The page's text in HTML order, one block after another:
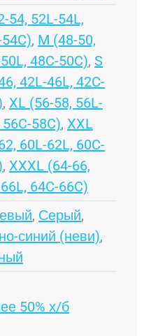
54, 52L-54L,
, M (48-50,
48C-50C), S
42L-46L, 42C-
, XL (56-58, 56L-
58C), XXL
60L-62L, 60C-
, XXXL (64-66,
64C-66C)
, Серый,
синий (неви),
50% х/б